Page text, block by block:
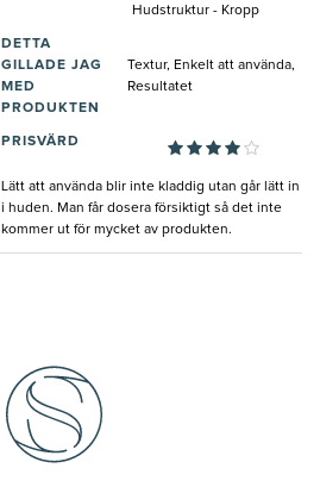
Hudstruktur - Kropp
DETTA
GILLADE JAG
MED
PRODUKTEN
Textur, Enkelt att använda,
Resultatet
PRISVÄRD
Lätt att använda blir inte kladdig utan går lätt in
i huden. Man får dosera försiktigt så det inte
kommer ut för mycket av produkten.